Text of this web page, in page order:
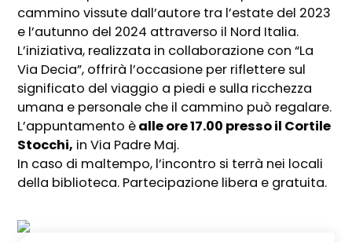
cammino vissute dall’autore tra l’estate del 2023
e l’autunno del 2024 attraverso il Nord Italia.
L’iniziativa, realizzata in collaborazione con “La
Via Decia”, offrirà l’occasione per riflettere sul
significato del viaggio a piedi e sulla ricchezza
umana e personale che il cammino può regalare.
L’appuntamento èalle ore 17.00 presso il Cortile
Stocchi, in Via Padre Maj.
In caso di maltempo, l’incontro si terrà nei locali
della biblioteca. Partecipazione libera e gratuita.